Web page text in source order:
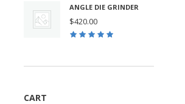
ANGLE DIE GRINDER
$420.00
CART